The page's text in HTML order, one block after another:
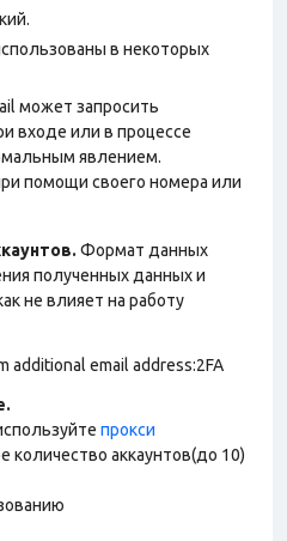
в некоторых
может запросить
входе или в процессе
явлением.
помощи своего номера или
Формат данных
полученных данных и
не влияет на работу
additional email address:2FA
прокси
количество аккаунтов(до 10)